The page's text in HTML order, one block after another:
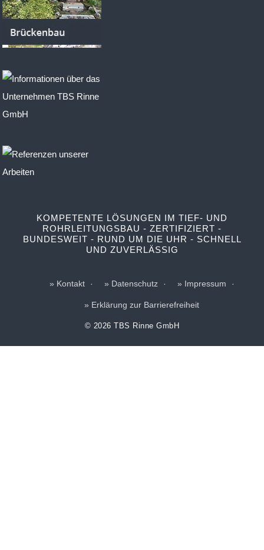
KOMPETENTE LÖSUNGEN IM TIEF- UND
ROHRLEITUNGSBAU - ZERTIFIZIERT -
BUNDESWEIT - RUND UM DIE UHR - SCHNELL
UND ZUVERLÄSSIG
Kontakt Datenschutz Impressum
Erklärung zur Barrierefreiheit
© 2026 TBS Rinne GmbH